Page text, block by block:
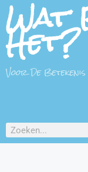
Wat
Het?
Voor De